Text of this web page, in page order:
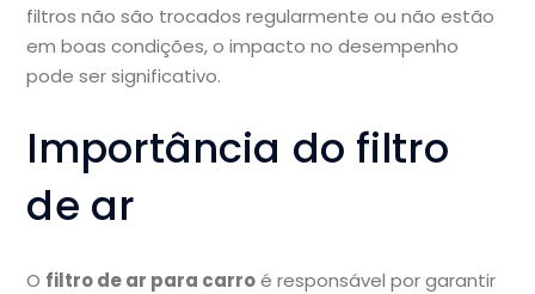
filtros não são trocados regularmente ou não estão
em boas condições, o impacto no desempenho
pode ser significativo.
Importância do filtro
de ar
O filtro de ar para carroé responsável por garantir